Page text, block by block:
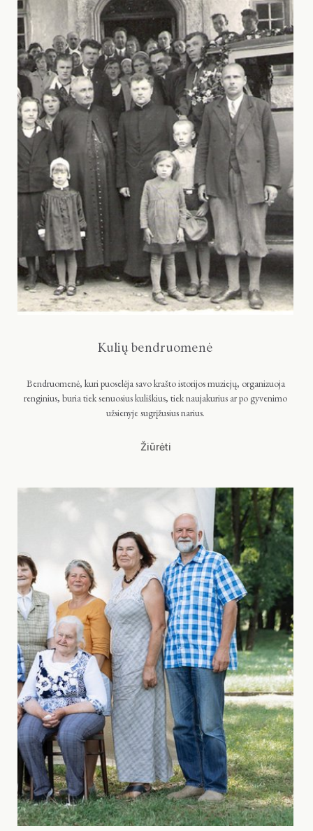
Kulių bendruomenė
Bendruomenė, kuri puoselėja savo krašto istorijos muziejų, organizuoja
renginius, buria tiek senuosius kuliškius, tiek naujakurius ar po gyvenimo
užsienyje sugrįžusius narius.
Žiūrėti